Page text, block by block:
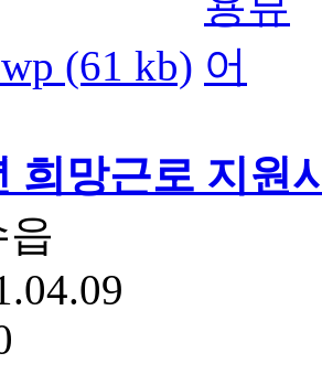
(61 kb)
희망근로 지원
읍